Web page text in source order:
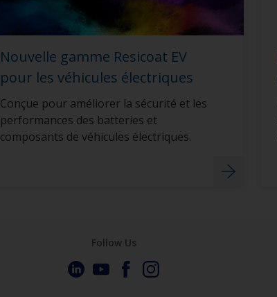
Nouvelle gamme Resicoat EV
pour les véhicules électriques
Conçue pour améliorer la sécurité et les
performances des batteries et
composants de véhicules électriques.
Follow Us